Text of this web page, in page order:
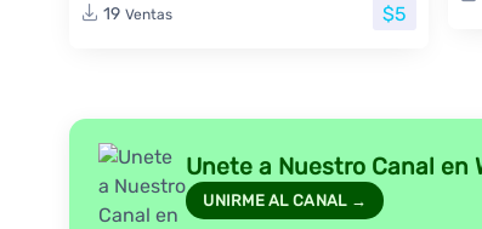
19 Ventas $5
Unete a Nuestro Canal en
UNIRME AL CANAL →